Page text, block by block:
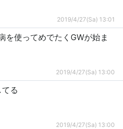
2019/4/27(Sa) 13:01
を使ってめでたくGWが始ま
2019/4/27(Sa) 13:00
る
2019/4/27(Sa) 13:00